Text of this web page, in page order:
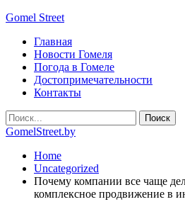
Gomel Street
Главная
Новости Гомеля
Погода в Гомеле
Достопримечательности
Контакты
GomelStreet.by
Home
Uncategorized
Почему компании все чаще
комплексное продвижение в